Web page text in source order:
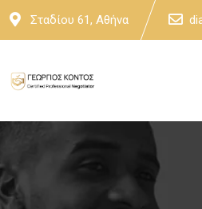
Skip
Σταδίου 61, Αθήνα